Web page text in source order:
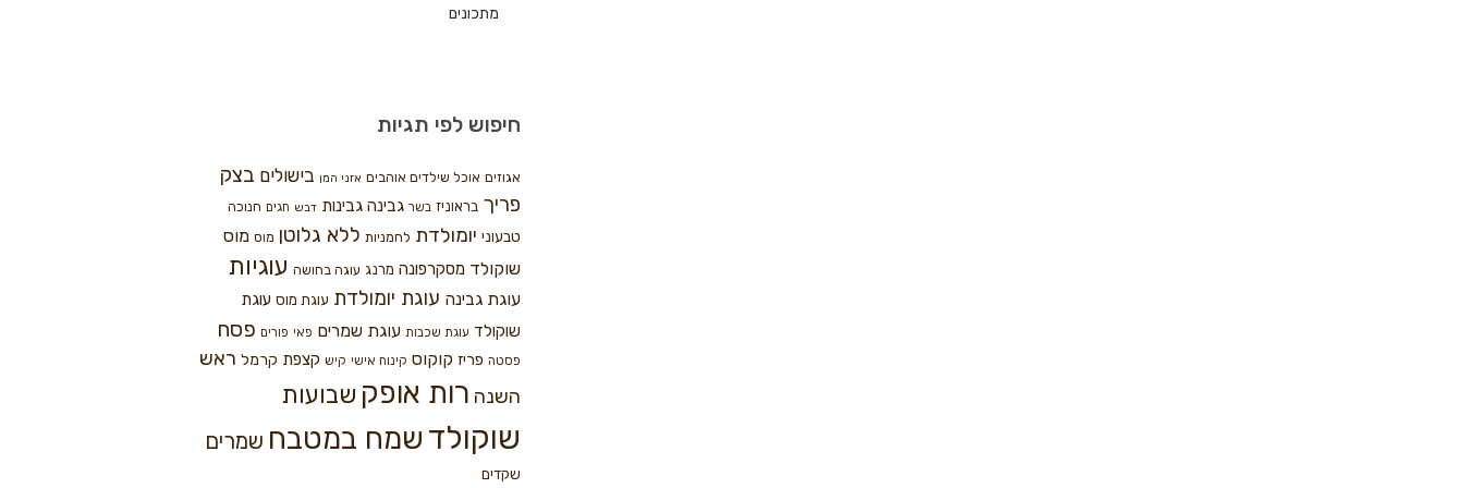
מתכונים
חיפוש לפי תגיות
אגוזים אוכל שילדים אוהבים אזני המן בישולים בצק
פריך בראוניז בשר גבינה גבינות דבש חגים חנוכה
טבעוני יומולדת לחמניות ללא גלוטן מוס מוס
שוקולד מסקרפונה מרנג עוגה בחושה עוגיות
עוגת גבינה עוגת יומולדת עוגת מוס עוגת
שוקולד עוגת שכבות עוגת שמרים פאי פורים פסח
פסטה פריז קוקוס קינוח אישי קיש קצפת קרמל ראש
השנה רות אופק שבועות
שוקולד שמח במטבח שמרים
שקדים